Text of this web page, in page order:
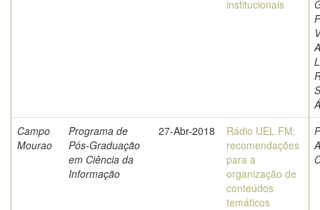
institucionais
Campo
Mourao
Programa de
Pós-Graduação
em Ciência da
Informação
27-Abr-2018
Rádio UEL FM:
recomendações
para a
organização de
conteúdos
temáticos